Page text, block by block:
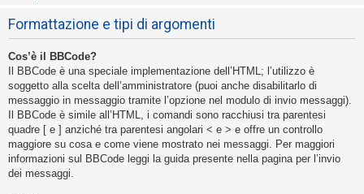
Formattazione e tipi di argomenti
Cos’è il BBCode?
Il BBCode è una speciale implementazione dell’HTML; l’utilizzo è
soggetto alla scelta dell’amministratore (puoi anche disabilitarlo di
messaggio in messaggio tramite l’opzione nel modulo di invio messaggi).
Il BBCode è simile all’HTML, i comandi sono racchiusi tra parentesi
quadre [ e ] anziché tra parentesi angolari < e > e offre un controllo
maggiore su cosa e come viene mostrato nei messaggi. Per maggiori
informazioni sul BBCode leggi la guida presente nella pagina per l’invio
dei messaggi.